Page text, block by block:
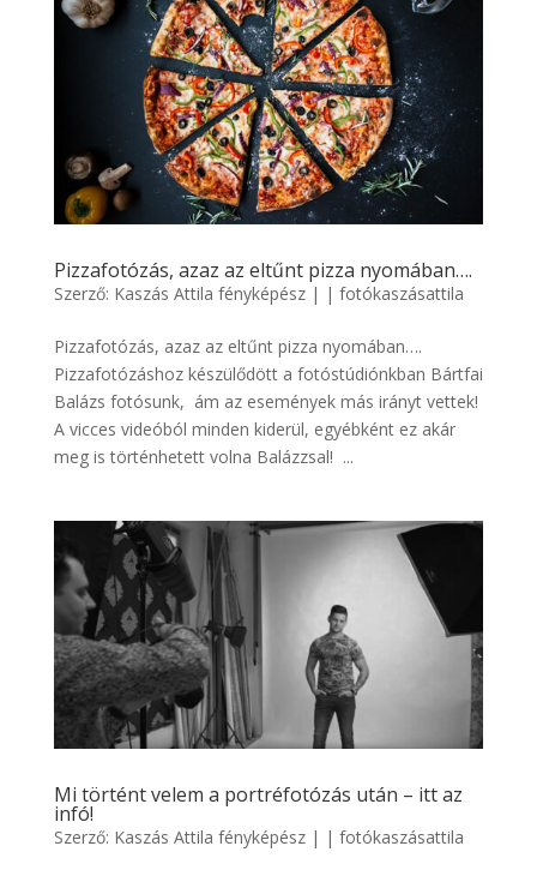
Pizzafotózás, azaz az eltűnt pizza nyomában….
Szerző: Kaszás Attila fényképész| | fotókaszásattila
Pizzafotózás, azaz az eltűnt pizza nyomában….
Pizzafotózáshoz készülődött a fotóstúdiónkban Bártfai
Balázs fotósunk, ám az események más irányt vettek!
A vicces videóból minden kiderül, egyébként ez akár
meg is történhetett volna Balázzsal! ...
Mi történt velem a portréfotózás után – itt az
infó!
Szerző: Kaszás Attila fényképész| | fotókaszásattila